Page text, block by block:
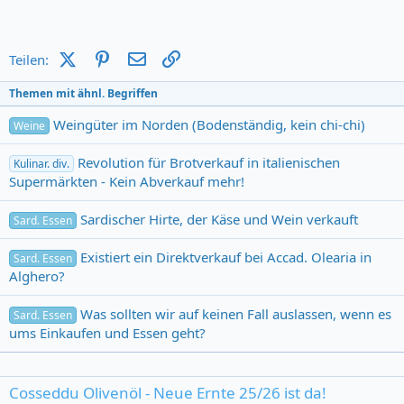
Teilen: X (Twitter)PinterestE-Mail
Themen mit ähnl. Begriffen
Weine Weingüter im Norden (Bodenständig, kein chi-chi)
Kulinar. div. Revolution für Brotverkauf in italienischen
Supermärkten - Kein Abverkauf mehr!
Sard. Essen Sardischer Hirte, der Käse und Wein verkauft
Sard. Essen Existiert ein Direktverkauf bei Accad. Olearia in
Alghero?
Sard. Essen Was sollten wir auf keinen Fall auslassen, wenn es
ums Einkaufen und Essen geht?
Cosseddu Olivenöl - Neue Ernte 25/26 ist da!